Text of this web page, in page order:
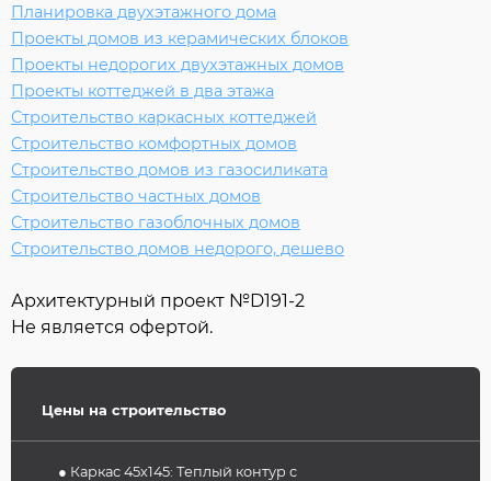
Планировка двухэтажного дома
Проекты домов из керамических блоков
Проекты недорогих двухэтажных домов
Проекты коттеджей в два этажа
Строительство каркасных коттеджей
Строительство комфортных домов
Строительство домов из газосиликата
Строительство частных домов
Строительство газоблочных домов
Строительство домов недорого, дешево
Архитектурный проект №D191-2
Не является офертой.
Цены на строительство
● Каркас 45х145: Теплый контур с